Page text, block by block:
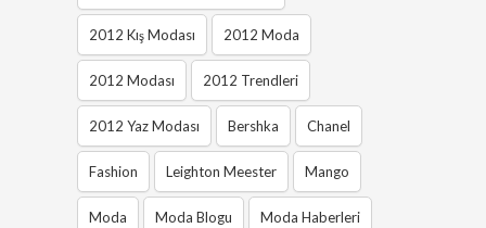
2012 Kış Modası 2012 Moda
2012 Modası 2012 Trendleri
2012 Yaz Modası Bershka Chanel
Fashion Leighton Meester Mango
Moda Moda Blogu Moda Haberleri